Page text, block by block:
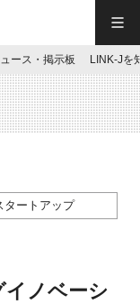
ース・掲示板 LINK-Jを
タートアップ
ノベーシ